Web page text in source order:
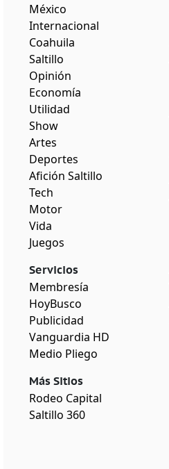
México
Internacional
Coahuila
Saltillo
Opinión
Economía
Utilidad
Show
Artes
Deportes
Afición Saltillo
Tech
Motor
Vida
Juegos
Servicios
Membresía
HoyBusco
Publicidad
Vanguardia HD
Medio Pliego
Más Sitios
Rodeo Capital
Saltillo 360